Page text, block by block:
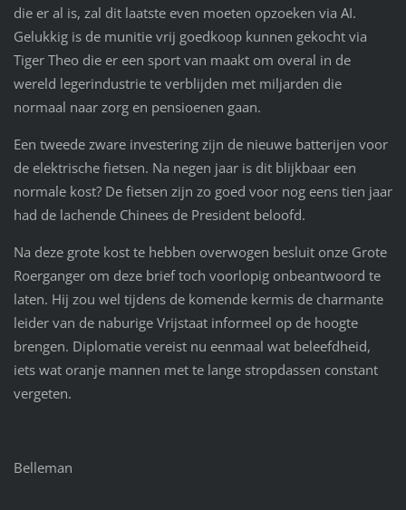
die er al is, zal dit laatste even moeten opzoeken via AI.
Gelukkig is de munitie vrij goedkoop kunnen gekocht via
Tiger Theo die er een sport van maakt om overal in de
wereld legerindustrie te verblijden met miljarden die
normaal naar zorg en pensioenen gaan.
Een tweede zware investering zijn de nieuwe batterijen voor
de elektrische fietsen. Na negen jaar is dit blijkbaar een
normale kost? De fietsen zijn zo goed voor nog eens tien jaar
had de lachende Chinees de President beloofd.
Na deze grote kost te hebben overwogen besluit onze Grote
Roerganger om deze brief toch voorlopig onbeantwoord te
laten. Hij zou wel tijdens de komende kermis de charmante
leider van de naburige Vrijstaat informeel op de hoogte
brengen. Diplomatie vereist nu eenmaal wat beleefdheid,
iets wat oranje mannen met te lange stropdassen constant
vergeten.
Belleman